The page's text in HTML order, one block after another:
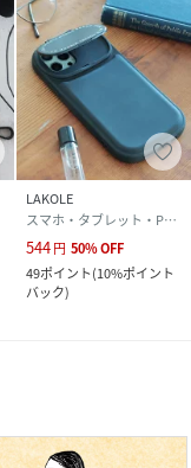
LAKOLE
スマホ・タブレット・PCケース/カバー
544円 50%OFF
49ポイント(10%ポイント
バック)